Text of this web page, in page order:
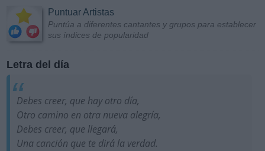
Puntuar Artistas
Puntúa a diferentes cantantes y grupos para establecer
sus índices de popularidad
Letra del día
Debes creer, que hay otro día,
Otro camino en otra nueva alegría,
Debes creer, que llegará,
Una canción que te dirá la verdad.